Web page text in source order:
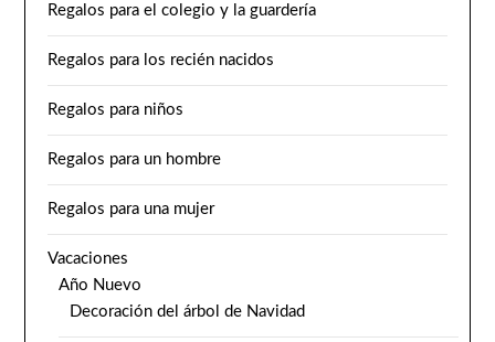
Regalos para el colegio y la guardería
Regalos para los recién nacidos
Regalos para niños
Regalos para un hombre
Regalos para una mujer
Vacaciones
Año Nuevo
Decoración del árbol de Navidad